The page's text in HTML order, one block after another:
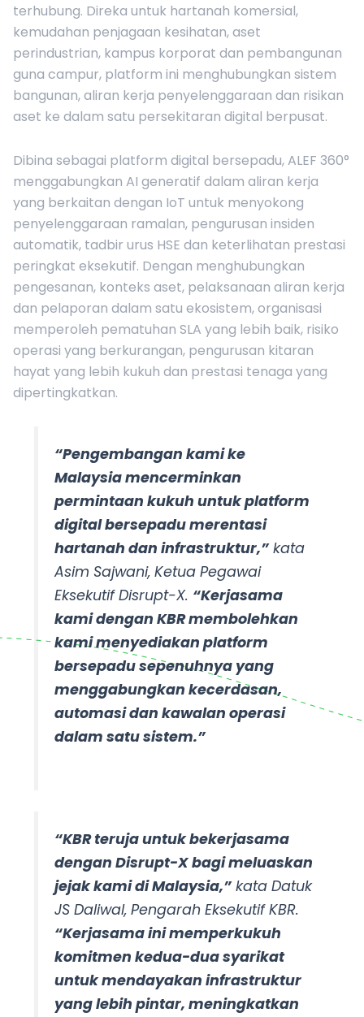
terhubung. Direka untuk hartanah komersial,
kemudahan penjagaan kesihatan, aset
perindustrian, kampus korporat dan pembangunan
guna campur, platform ini menghubungkan sistem
bangunan, aliran kerja penyelenggaraan dan risikan
aset ke dalam satu persekitaran digital berpusat.
Dibina sebagai platform digital bersepadu, ALEF 360°
menggabungkan AI generatif dalam aliran kerja
yang berkaitan dengan IoT untuk menyokong
penyelenggaraan ramalan, pengurusan insiden
automatik, tadbir urus HSE dan keterlihatan prestasi
peringkat eksekutif. Dengan menghubungkan
pengesanan, konteks aset, pelaksanaan aliran kerja
dan pelaporan dalam satu ekosistem, organisasi
memperoleh pematuhan SLA yang lebih baik, risiko
operasi yang berkurangan, pengurusan kitaran
hayat yang lebih kukuh dan prestasi tenaga yang
dipertingkatkan.
“Pengembangan kami ke
Malaysia mencerminkan
permintaan kukuh untuk platform
digital bersepadu merentasi
hartanah dan infrastruktur,”kata
Asim Sajwani, Ketua Pegawai
Eksekutif Disrupt-X. “Kerjasama
kami dengan KBR membolehkan
kami menyediakan platform
bersepadu sepenuhnya yang
menggabungkan kecerdasan,
automasi dan kawalan operasi
dalam satu sistem.”
“KBR teruja untuk bekerjasama
dengan Disrupt-X bagi meluaskan
jejak kami di Malaysia,” kata Datuk
JS Daliwal, Pengarah Eksekutif KBR.
“Kerjasama ini memperkukuh
komitmen kedua-dua syarikat
untuk mendayakan infrastruktur
yang lebih pintar, meningkatkan